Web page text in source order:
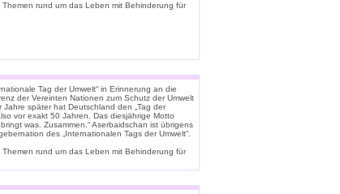
rund um das Leben mit Behinderung für
Tag der Umwelt“ in Erinnerung an die
der Vereinten Nationen zum Schutz der Umwelt
Jahre später hat Deutschland den „Tag der
vor exakt 50 Jahren. Das diesjährige Motto
was. Zusammen.“ Aserbaidschan ist übrigens
des „Internationalen Tags der Umwelt“.
rund um das Leben mit Behinderung für